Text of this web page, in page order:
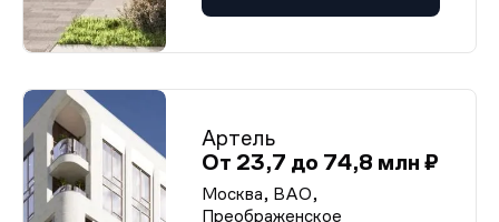
Артель
От 23,7 до 74,8 млн ₽
Москва, ВАО,
Преображенское